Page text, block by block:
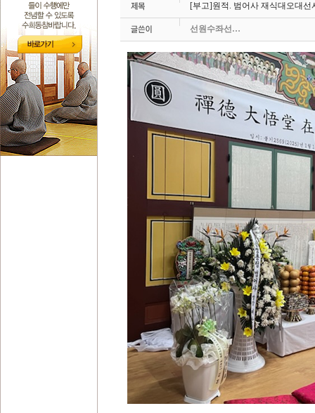
[부고]원적. 범어사 재식대오대선
선원수좌선…